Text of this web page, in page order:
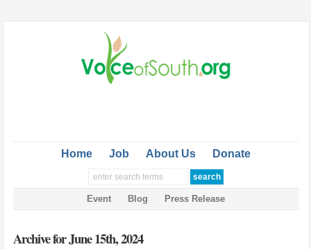
Home Job About Us Donate
Event Blog Press Release
Archive for June 15th, 2024